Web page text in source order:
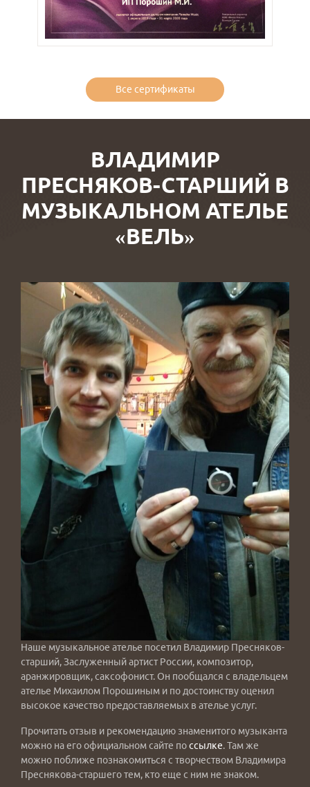
Все сертификаты
ВЛАДИМИР
ПРЕСНЯКОВ-СТАРШИЙ В
МУЗЫКАЛЬНОМ АТЕЛЬЕ
«ВЕЛЬ»
Наше музыкальное ателье посетил Владимир Пресняков-
старший, Заслуженный артист России, композитор,
аранжировщик, саксофонист. Он пообщался с владельцем
ателье Михаилом Порошиным и по достоинству оценил
высокое качество предоставляемых в ателье услуг.
Прочитать отзыв и рекомендацию знаменитого музыканта
можно на его официальном сайте поссылке. Там же
можно поближе познакомиться с творчеством Владимира
Преснякова-старшего тем, кто еще с ним не знаком.